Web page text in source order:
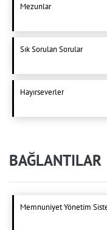
Mezunlar
Sık Sorulan Sorular
Hayırseverler
BAĞLANTILAR
Memnuniyet Yönetim